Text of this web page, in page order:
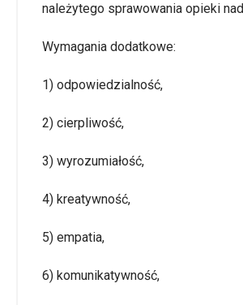
należytego sprawowania opieki
Wymagania dodatkowe:
1) odpowiedzialność,
2) cierpliwość,
3) wyrozumiałość,
4) kreatywność,
5) empatia,
6) komunikatywność,